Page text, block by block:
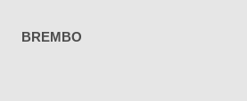
BREMBO